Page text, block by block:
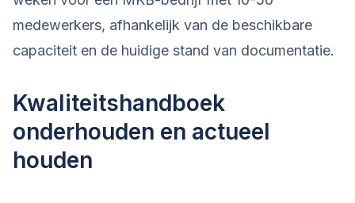
medewerkers, afhankelijk van de beschikbare
capaciteit en de huidige stand van documentatie.
Kwaliteitshandboek
onderhouden en actueel
houden